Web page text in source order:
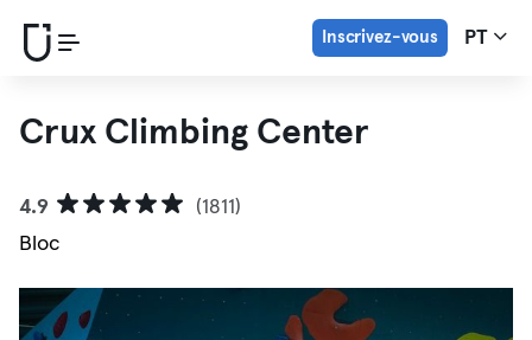
Inscrivez-vous PT
Crux Climbing Center
4.9
(1811)
Bloc